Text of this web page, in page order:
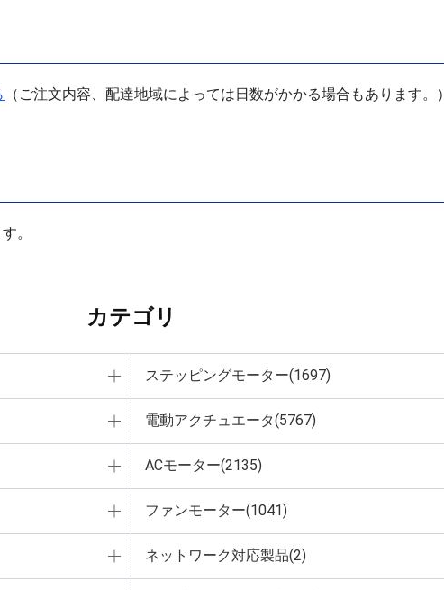
（ご注文内容、配達地域によっては日数がかかる場合もあります。）
。
カテゴリ
ステッピングモーター(1697)
電動アクチュエータ(5767)
ACモーター(2135)
ファンモーター(1041)
ネットワーク対応製品(2)